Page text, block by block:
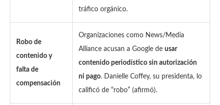
tráfico orgánico.
Robo de
contenido y
falta de
compensación
Organizaciones como News/Media
Alliance acusan a Google de usar
contenido periodístico sin autorización
ni pago. Danielle Coffey, su presidenta, lo
calificó de “robo” (afirmó).